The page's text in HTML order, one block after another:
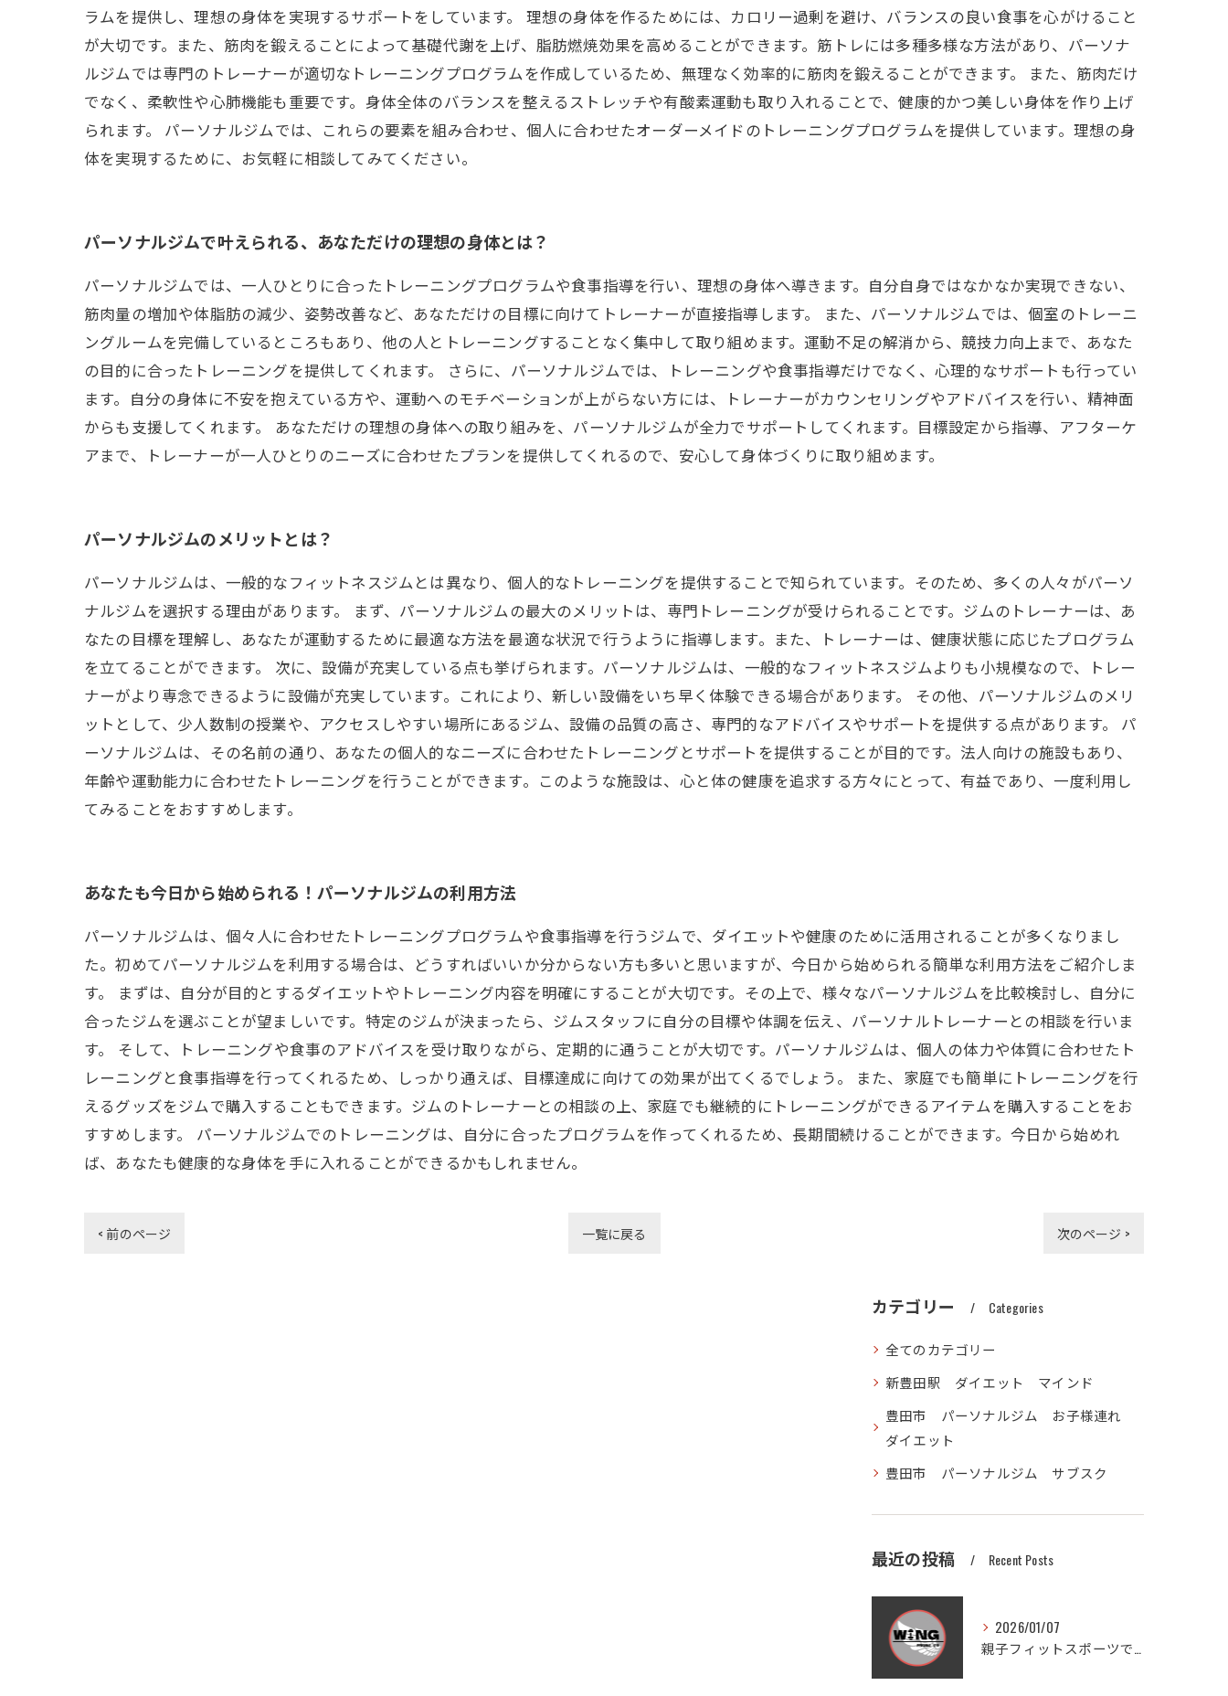
ラムを提供し、理想の身体を実現するサポートをしています。 理想の身体を作るためには、カロリー過剰を避け、バランスの良い食事を心がけること
が大切です。また、筋肉を鍛えることによって基礎代謝を上げ、脂肪燃焼効果を高めることができます。筋トレには多種多様な方法があり、パーソナ
ルジムでは専門のトレーナーが適切なトレーニングプログラムを作成しているため、無理なく効率的に筋肉を鍛えることができます。 また、筋肉だけ
でなく、柔軟性や心肺機能も重要です。身体全体のバランスを整えるストレッチや有酸素運動も取り入れることで、健康的かつ美しい身体を作り上げ
られます。 パーソナルジムでは、これらの要素を組み合わせ、個人に合わせたオーダーメイドのトレーニングプログラムを提供しています。理想の身
体を実現するために、お気軽に相談してみてください。
パーソナルジムで叶えられる、あなただけの理想の身体とは？
パーソナルジムでは、一人ひとりに合ったトレーニングプログラムや食事指導を行い、理想の身体へ導きます。自分自身ではなかなか実現できない、
筋肉量の増加や体脂肪の減少、姿勢改善など、あなただけの目標に向けてトレーナーが直接指導します。 また、パーソナルジムでは、個室のトレーニ
ングルームを完備しているところもあり、他の人とトレーニングすることなく集中して取り組めます。運動不足の解消から、競技力向上まで、あなた
の目的に合ったトレーニングを提供してくれます。 さらに、パーソナルジムでは、トレーニングや食事指導だけでなく、心理的なサポートも行ってい
ます。自分の身体に不安を抱えている方や、運動へのモチベーションが上がらない方には、トレーナーがカウンセリングやアドバイスを行い、精神面
からも支援してくれます。 あなただけの理想の身体への取り組みを、パーソナルジムが全力でサポートしてくれます。目標設定から指導、アフターケ
アまで、トレーナーが一人ひとりのニーズに合わせたプランを提供してくれるので、安心して身体づくりに取り組めます。
パーソナルジムのメリットとは？
パーソナルジムは、一般的なフィットネスジムとは異なり、個人的なトレーニングを提供することで知られています。そのため、多くの人々がパーソ
ナルジムを選択する理由があります。 まず、パーソナルジムの最大のメリットは、専門トレーニングが受けられることです。ジムのトレーナーは、あ
なたの目標を理解し、あなたが運動するために最適な方法を最適な状況で行うように指導します。また、トレーナーは、健康状態に応じたプログラム
を立てることができます。 次に、設備が充実している点も挙げられます。パーソナルジムは、一般的なフィットネスジムよりも小規模なので、トレー
ナーがより専念できるように設備が充実しています。これにより、新しい設備をいち早く体験できる場合があります。 その他、パーソナルジムのメリ
ットとして、少人数制の授業や、アクセスしやすい場所にあるジム、設備の品質の高さ、専門的なアドバイスやサポートを提供する点があります。 パ
ーソナルジムは、その名前の通り、あなたの個人的なニーズに合わせたトレーニングとサポートを提供することが目的です。法人向けの施設もあり、
年齢や運動能力に合わせたトレーニングを行うことができます。このような施設は、心と体の健康を追求する方々にとって、有益であり、一度利用し
てみることをおすすめします。
あなたも今日から始められる！パーソナルジムの利用方法
パーソナルジムは、個々人に合わせたトレーニングプログラムや食事指導を行うジムで、ダイエットや健康のために活用されることが多くなりまし
た。初めてパーソナルジムを利用する場合は、どうすればいいか分からない方も多いと思いますが、今日から始められる簡単な利用方法をご紹介しま
す。 まずは、自分が目的とするダイエットやトレーニング内容を明確にすることが大切です。その上で、様々なパーソナルジムを比較検討し、自分に
合ったジムを選ぶことが望ましいです。特定のジムが決まったら、ジムスタッフに自分の目標や体調を伝え、パーソナルトレーナーとの相談を行いま
す。 そして、トレーニングや食事のアドバイスを受け取りながら、定期的に通うことが大切です。パーソナルジムは、個人の体力や体質に合わせたト
レーニングと食事指導を行ってくれるため、しっかり通えば、目標達成に向けての効果が出てくるでしょう。 また、家庭でも簡単にトレーニングを行
えるグッズをジムで購入することもできます。ジムのトレーナーとの相談の上、家庭でも継続的にトレーニングができるアイテムを購入することをお
すすめします。 パーソナルジムでのトレーニングは、自分に合ったプログラムを作ってくれるため、長期間続けることができます。今日から始めれ
ば、あなたも健康的な身体を手に入れることができるかもしれません。
< 前のページ 一覧に戻る 次のページ >
カテゴリー Categories
全てのカテゴリー
新豊田駅 ダイエット マインド
豊田市 パーソナルジム お子様連れ
ダイエット
豊田市 パーソナルジム サブスク
最近の投稿 Recent Posts
2026/01/07
親子フィットスポーツで愛知県豊田市木瀬町の笑顔と健康を体感しよう